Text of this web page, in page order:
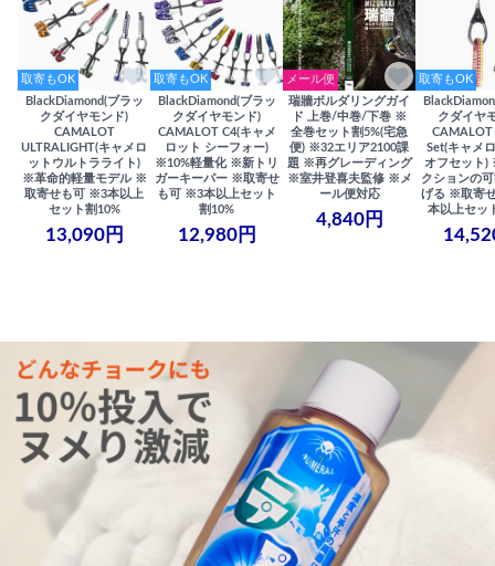
取寄もOK
BlackDiamond(ブラッ
クダイヤモンド)
CAMALOT
ULTRALIGHT(キャメロ
ットウルトラライト)
※革命的軽量モデル ※
取寄せも可 ※3本以上
セット割10%
13,090円
取寄もOK
BlackDiamond(ブラッ
クダイヤモンド)
CAMALOT C4(キャメ
ロット シーフォー)
※10%軽量化 ※新トリ
ガーキーパー ※取寄せ
も可 ※3本以上セット
割10%
12,980円
メール便
瑞牆ボルダリングガイ
ド 上巻/中巻/下巻 ※
全巻セット割5%(宅急
便) ※32エリア2100課
題 ※再グレーディング
※室井登喜夫監修 ※メ
ール便対応
4,840円
取寄もOK
クダイヤ
Set(キャメ
オフセット)
クションの
げる ※取寄
本以上セッ